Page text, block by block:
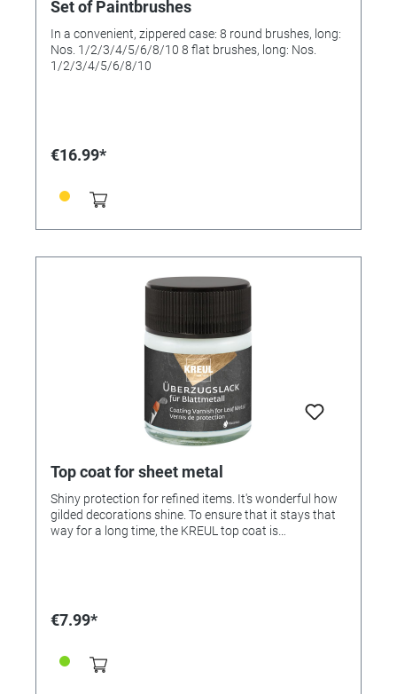
Set of Paintbrushes
In a convenient, zippered case: 8 round brushes, long:
Nos. 1/2/3/4/5/6/8/10 8 flat brushes, long: Nos.
1/2/3/4/5/6/8/10
€16.99*
Top coat for sheet metal
Shiny protection for refined items. It's wonderful how
gilded decorations shine. To ensure that it stays that
way for a long time, the KREUL top coat is
varnish for objects gilded with leaf metal • Water-
with leaf metal dry for several days before painting
over them • Apply evenly and thinly with a synthetic
€7.99*